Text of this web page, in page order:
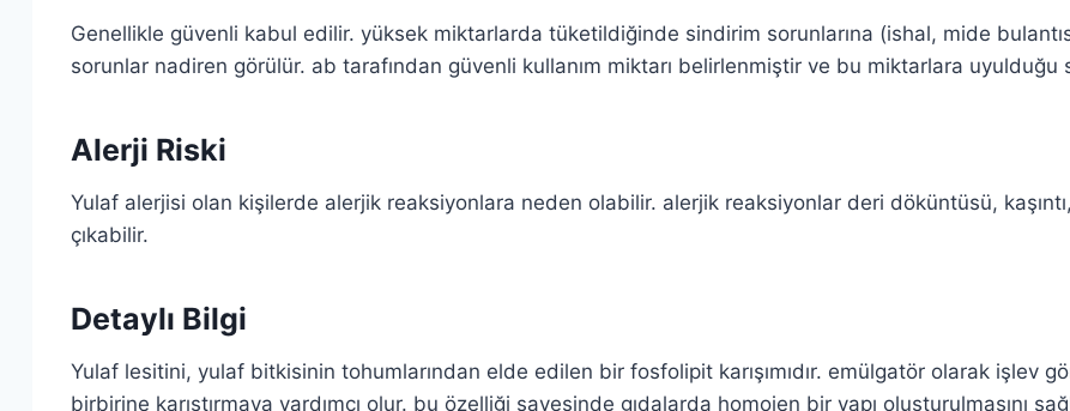
Genellikle güvenli kabul edilir. yüksek miktarlarda tüketildiğinde sindirim sorunlarına (ishal, mide
sorunlar nadiren görülür. ab tarafından güvenli kullanım miktarı belirlenmiştir ve bu miktarlara uyulduğu
Alerji Riski
Yulaf alerjisi olan kişilerde alerjik reaksiyonlara neden olabilir. alerjik reaksiyonlar deri döküntüsü,
çıkabilir.
Detaylı Bilgi
Yulaf lesitini, yulaf bitkisinin tohumlarından elde edilen bir fosfolipit karışımıdır. emülgatör olarak işlev
birbirine karıştırmaya yardımcı olur. bu özelliği sayesinde gıdalarda homojen bir yapı oluşturulmasını